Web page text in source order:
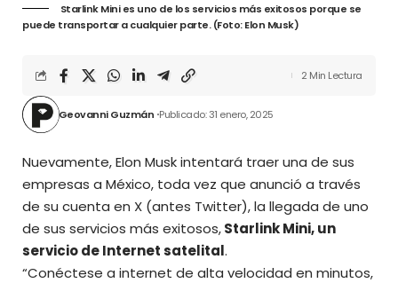
Starlink Mini es uno de los servicios más exitosos porque se
puede transportar a cualquier parte. (Foto: Elon Musk)
Geovanni Guzmán Publicado: 31 enero, 2025
2 Min Lectura
Nuevamente,Elon Musk intentará traer una de sus
empresas a México, toda vez que anunció a través
de su cuenta en X (antes Twitter), la llegada de uno
de sus servicios más exitosos,Starlink Mini, un
servicio de Internet satelital.
“Conéctese a internet de alta velocidad en minutos,